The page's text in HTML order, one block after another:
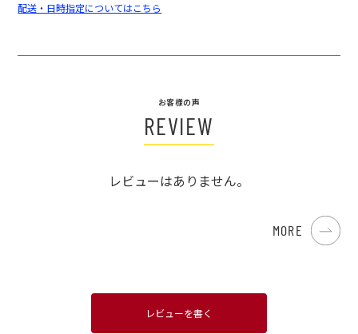
配送・日時指定についてはこちら
お客様の声
REVIEW
レビューはありません。
MORE
レビューを書く